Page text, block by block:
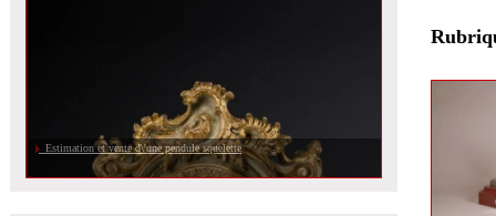
Estimation et vente d\'une pendule squelette